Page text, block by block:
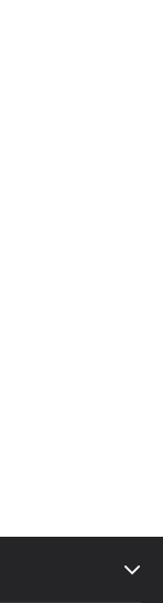
